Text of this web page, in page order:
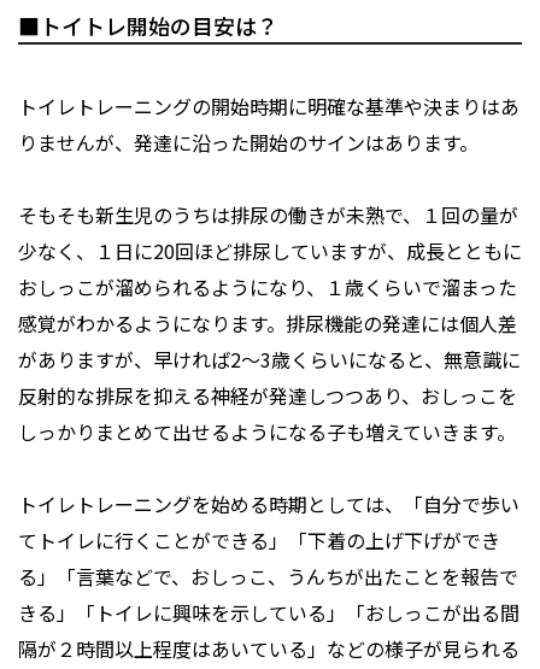
■トイトレ開始の目安は？
トイレトレーニングの開始時期に明確な基準や決まりはあ
りませんが、発達に沿った開始のサインはあります。
そもそも新生児のうちは排尿の働きが未熟で、１回の量が
少なく、１日に20回ほど排尿していますが、成長とともに
おしっこが溜められるようになり、１歳くらいで溜まった
感覚がわかるようになります。排尿機能の発達には個人差
がありますが、早ければ2～3歳くらいになると、無意識に
反射的な排尿を抑える神経が発達しつつあり、おしっこを
しっかりまとめて出せるようになる子も増えていきます。
トイレトレーニングを始める時期としては、「自分で歩い
てトイレに行くことができる」「下着の上げ下げができ
る」「言葉などで、おしっこ、うんちが出たことを報告で
きる」「トイレに興味を示している」「おしっこが出る間
隔が２時間以上程度はあいている」などの様子が見られる